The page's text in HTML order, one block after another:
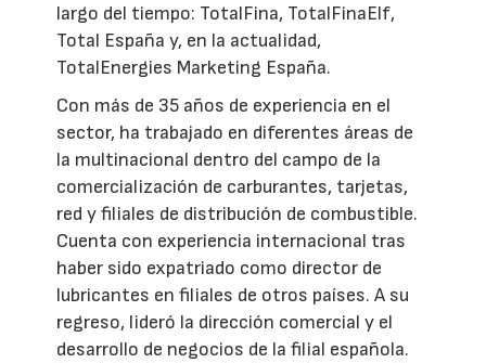
largo del tiempo: TotalFina, TotalFinaElf,
Total España y, en la actualidad,
TotalEnergies Marketing España.
Con más de 35 años de experiencia en el
sector, ha trabajado en diferentes áreas de
la multinacional dentro del campo de la
comercialización de carburantes, tarjetas,
red y filiales de distribución de combustible.
Cuenta con experiencia internacional tras
haber sido expatriado como director de
lubricantes en filiales de otros países. A su
regreso, lideró la dirección comercial y el
desarrollo de negocios de la filial española.